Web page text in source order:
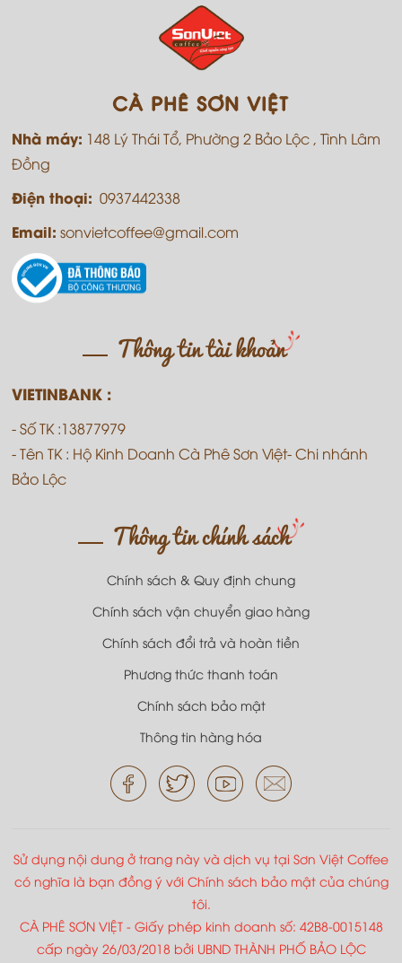
CÀ PHÊ SƠN VIỆT
Nhà máy: 148 Lý Thái Tổ, Phường 2 Bảo Lộc , Tình Lâm
Đồng
Điện thoại: 0937442338
Email: sonvietcoffee@gmail.com
Thông tin tài khoản
VIETINBANK :
- Số TK :13877979
- Tên TK : Hộ Kinh Doanh Cà Phê Sơn Việt- Chi nhánh
Bảo Lộc
Thông tin chính sách
Chính sách & Quy định chung
Chính sách vận chuyển giao hàng
Chính sách đổi trả và hoàn tiền
Phương thức thanh toán
Chính sách bảo mật
Thông tin hàng hóa
Sử dụng nội dung ở trang này và dịch vụ tại Sơn Việt Coffee
có nghĩa là bạn đồng ý với Chính sách bảo mật của chúng
tôi.
CÀ PHÊ SƠN VIỆT - Giấy phép kinh doanh số: 42B8-0015148
cấp ngày 26/03/2018 bởi UBND THÀNH PHỐ BẢO LỘC